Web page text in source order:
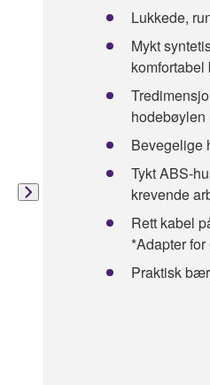
Lukkede,
Mykt
hodebøylen
Bevegelige
Tykt ABS-
krevende
Rett kabel
*Adapter
Praktisk